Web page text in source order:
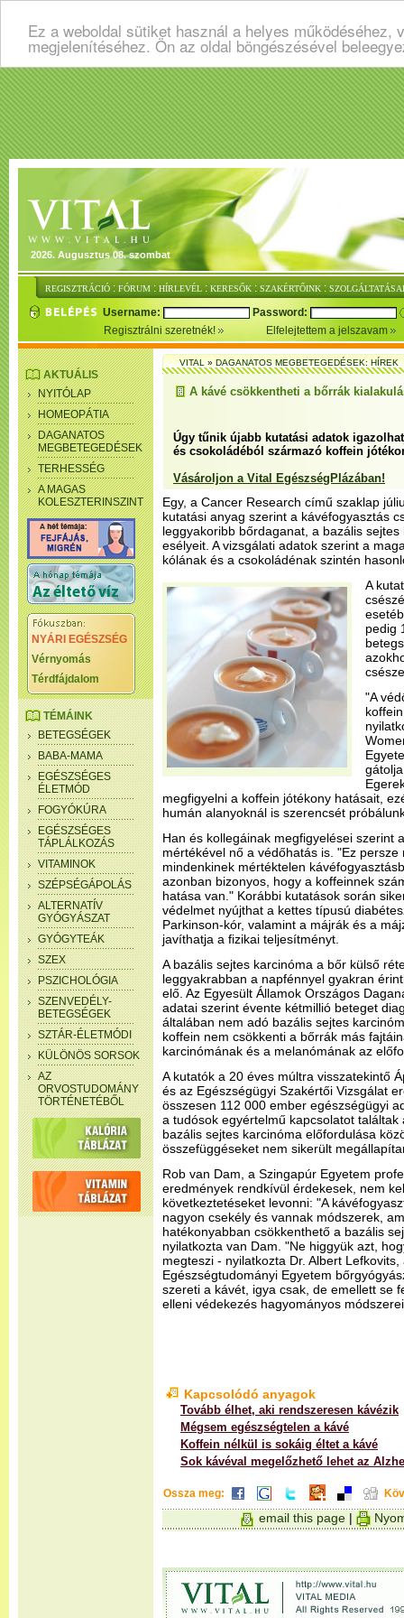
Ez a weboldal sütiket használ a helyes
megjelenítéséhez. Ön az oldal böngészésével
2026. Augusztus 08. szombat
REGISZTRÁCIÓ : FÓRUM : HÍRLEVÉL : KERESŐK : SZAKÉRTŐINK :
Username:
Password:
Regisztrálni szeretnék!
Elfelejtettem a jelszavam
AKTUÁLIS
NYITÓLAP
HOMEOPÁTIA
DAGANATOS
MEGBETEGEDÉSEK
TERHESSÉG
A MAGAS
KOLESZTERINSZINT
NYÁRI EGÉSZSÉG
Vérnyomás
Térdfájdalom
TÉMÁINK
BETEGSÉGEK
BABA-MAMA
EGÉSZSÉGES
ÉLETMÓD
FOGYÓKÚRA
EGÉSZSÉGES
TÁPLÁLKOZÁS
VITAMINOK
SZÉPSÉGÁPOLÁS
ALTERNATÍV
GYÓGYÁSZAT
GYÓGYTEÁK
SZEX
PSZICHOLÓGIA
SZENVEDÉLY-
BETEGSÉGEK
SZTÁR-ÉLETMÓDI
KÜLÖNÖS SORSOK
AZ
ORVOSTUDOMÁNY
TÖRTÉNETÉBŐL
VITAL»DAGANATOS MEGBETEGEDÉSEK: HÍREK
A kávé csökkentheti a bőrrák
Úgy tűnik újabb kutatási adatok
és csokoládéból származó koffein
Vásároljon a Vital EgészségPlázában!
Egy, a Cancer Research című szaklap
kutatási anyag szerint a kávéfogyasztás
leggyakoribb bőrdaganat, a bazális
esélyeit. A vizsgálati adatok szerint a
kólának és a csokoládénak szintén
A
pedig
"A
megfigyelni a koffein jótékony hatásait,
humán alanyoknál is szerencsét
Han és kollegáinak megfigyelései szerint
mértékével nő a védőhatás is. "Ez
mindenkinek mértéktelen
azonban bizonyos, hogy a koffeinnek
hatása van." Korábbi kutatások során
védelmet nyújthat a kettes típusú
Parkinson-kór, valamint a májrák és a
javíthatja a fizikai teljesítményt.
A bazális sejtes karcinóma a bőr külső
leggyakrabban a napfénnyel gyakran
elő. Az Egyesült Államok Országos
adatai szerint évente kétmillió beteget
általában nem adó bazális sejtes
koffein nem csökkenti a bőrrák más
karcinómának és a melanómának az
A kutatók a 20 éves múltra visszatekintő
és az Egészségügyi Szakértői Vizsgálat
összesen 112 000 ember egészségügyi
a tudósok egyértelmű kapcsolatot találtak
bazális sejtes karcinóma előfordulása
összefüggéseket nem sikerült
Rob van Dam, a Szingapúr Egyetem
eredmények rendkívül érdekesek, nem
következtetéseket levonni: "A
nagyon csekély és vannak módszerek,
hatékonyabban csökkenthető a bazális
nyilatkozta van Dam. "Ne higgyük azt,
megteszi - nyilatkozta Dr. Albert
Egészségtudományi Egyetem
szereti a kávét, igya csak, de emellett se
elleni védekezés hagyományos
Kapcsolódó anyagok
Tovább élhet, aki rendszeresen kávézik
Mégsem egészségtelen a kávé
Koffein nélkül is sokáig éltet a kávé
Sok kávéval megelőzhető lehet az
Ossza meg:
email this page |